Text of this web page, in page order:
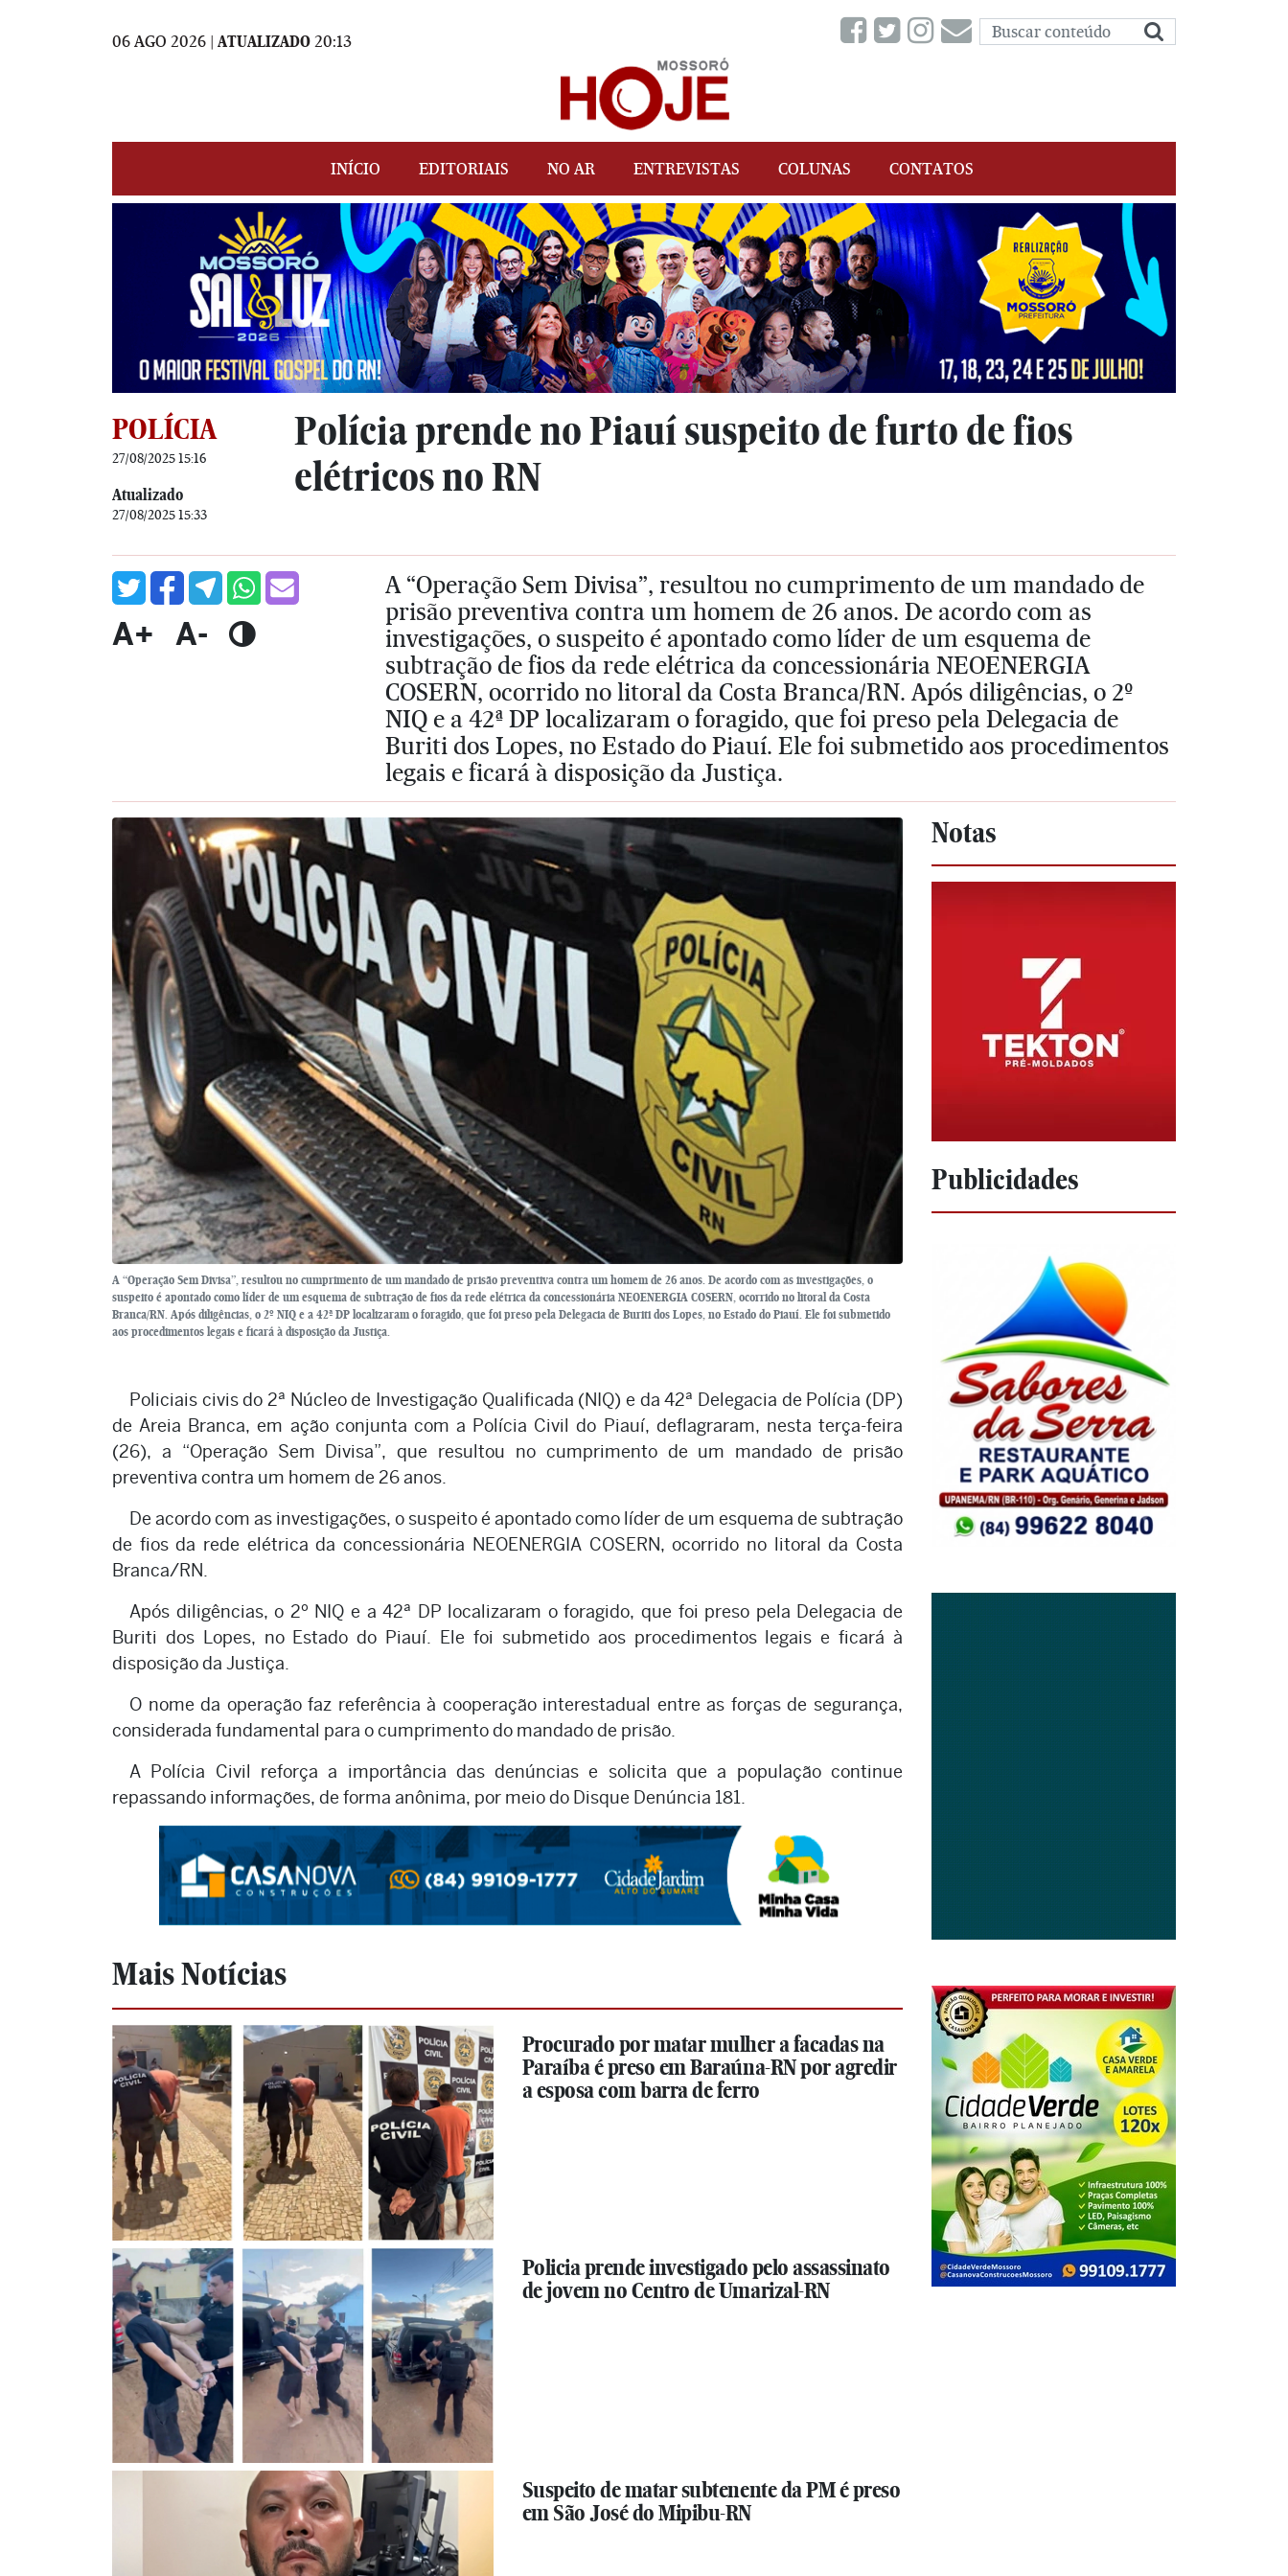
06 AGO 2026 | ATUALIZADO 20:13
INÍCIO EDITORIAIS NO AR ENTREVISTAS COLUNAS CONTATOS
POLÍCIA
27/08/2025 15:16
Atualizado
27/08/2025 15:33
Polícia prende no Piauí suspeito de furto de fios
elétricos no RN
A+ A-
A “Operação Sem Divisa”, resultou no cumprimento de um mandado de
prisão preventiva contra um homem de 26 anos. De acordo com as
investigações, o suspeito é apontado como líder de um esquema de
subtração de fios da rede elétrica da concessionária NEOENERGIA
COSERN, ocorrido no litoral da Costa Branca/RN. Após diligências, o 2º
NIQ e a 42ª DP localizaram o foragido, que foi preso pela Delegacia de
Buriti dos Lopes, no Estado do Piauí. Ele foi submetido aos procedimentos
legais e ficará à disposição da Justiça.
A “Operação Sem Divisa”, resultou no cumprimento de um mandado de prisão preventiva contra um homem de 26 anos. De acordo com as investigações, o
suspeito é apontado como líder de um esquema de subtração de fios da rede elétrica da concessionária NEOENERGIA COSERN, ocorrido no litoral da Costa
Branca/RN. Após diligências, o 2º NIQ e a 42ª DP localizaram o foragido, que foi preso pela Delegacia de Buriti dos Lopes, no Estado do Piauí. Ele foi submetido
aos procedimentos legais e ficará à disposição da Justiça.
Policiais civis do 2ª Núcleo de Investigação Qualificada (NIQ) e da 42ª Delegacia de Polícia (DP)
de Areia Branca, em ação conjunta com a Polícia Civil do Piauí, deflagraram, nesta terça-feira
(26), a “Operação Sem Divisa”, que resultou no cumprimento de um mandado de prisão
preventiva contra um homem de 26 anos.
De acordo com as investigações, o suspeito é apontado como líder de um esquema de subtração
de fios da rede elétrica da concessionária NEOENERGIA COSERN, ocorrido no litoral da Costa
Branca/RN.
Após diligências, o 2º NIQ e a 42ª DP localizaram o foragido, que foi preso pela Delegacia de
Buriti dos Lopes, no Estado do Piauí. Ele foi submetido aos procedimentos legais e ficará à
disposição da Justiça.
O nome da operação faz referência à cooperação interestadual entre as forças de segurança,
considerada fundamental para o cumprimento do mandado de prisão.
A Polícia Civil reforça a importância das denúncias e solicita que a população continue
repassando informações, de forma anônima, por meio do Disque Denúncia 181.
Mais Notícias
Procurado por matar mulher a facadas na
Paraíba é preso em Baraúna-RN por agredir
a esposa com barra de ferro
Policia prende investigado pelo assassinato
de jovem no Centro de Umarizal-RN
Suspeito de matar subtenente da PM é preso
em São José do Mipibu-RN
Notas
Publicidades